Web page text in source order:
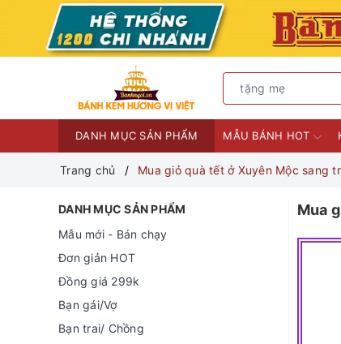
DANH MỤC SẢN PHẨM MẪU BÁNH HOT
Trang chủ Mua giỏ quà tết ở Xuyên Mộc sang
DANH MỤC SẢN PHẨM
Mẫu mới - Bán chạy
Đơn giản HOT
Đồng giá 299k
Bạn gái/Vợ
Bạn trai/ Chồng
Mua